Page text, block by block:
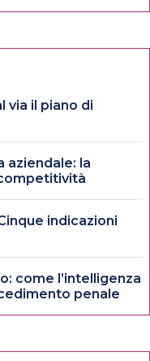
via il piano di
aziendale: la
indicazioni
come l’intelligenza
penale